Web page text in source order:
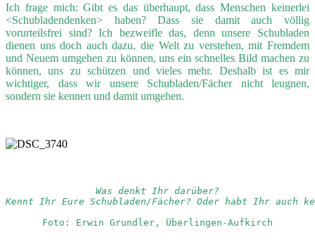
Ich frage mich: Gibt es das überhaupt, dass Menschen keinerlei
<Schubladendenken> haben? Dass sie damit auch völlig
vorurteilsfrei sind? Ich bezweifle das, denn unsere Schubladen
dienen uns doch auch dazu, die Welt zu verstehen, mit Fremdem
und Neuem umgehen zu können, uns ein schnelles Bild machen zu
können, uns zu schützen und vieles mehr. Deshalb ist es mir
wichtiger, dass wir unsere Schubladen/Fächer nicht leugnen,
sondern sie kennen und damit umgehen.
Was denkt Ihr darüber?
Kennt Ihr Eure Schubladen/Fächer? Oder habt Ihr auch
Foto: Erwin Grundler, Überlingen-Aufkirch